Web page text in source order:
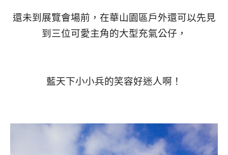
還未到展覽會場前，在華山園區戶外還可以先見
到三位可愛主角的大型充氣公仔，
藍天下小小兵的笑容好迷人啊！